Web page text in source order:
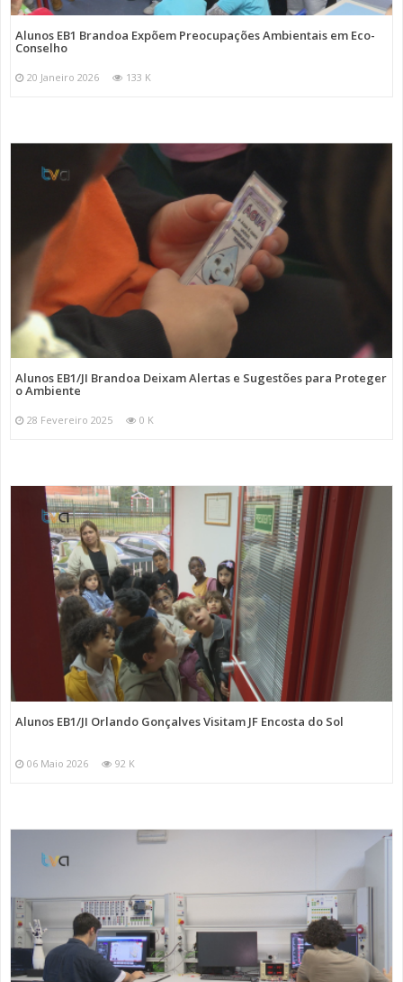
Alunos EB1 Brandoa Expõem Preocupações Ambientais em Eco-
Conselho
20 Janeiro 2026 133 K
Alunos EB1/JI Brandoa Deixam Alertas e Sugestões para Proteger
o Ambiente
28 Fevereiro 2025 0 K
Alunos EB1/JI Orlando Gonçalves Visitam JF Encosta do Sol
06 Maio 2026 92 K